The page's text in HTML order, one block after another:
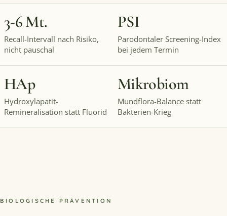
3-6 Mt.
Recall-Intervall nach Risiko,
nicht pauschal
PSI
Parodontaler Screening-Index
bei jedem Termin
HAp
Hydroxylapatit-
Remineralisation statt Fluorid
Mikrobiom
Mundflora-Balance statt
Bakterien-Krieg
BIOLOGISCHE PRÄVENTION